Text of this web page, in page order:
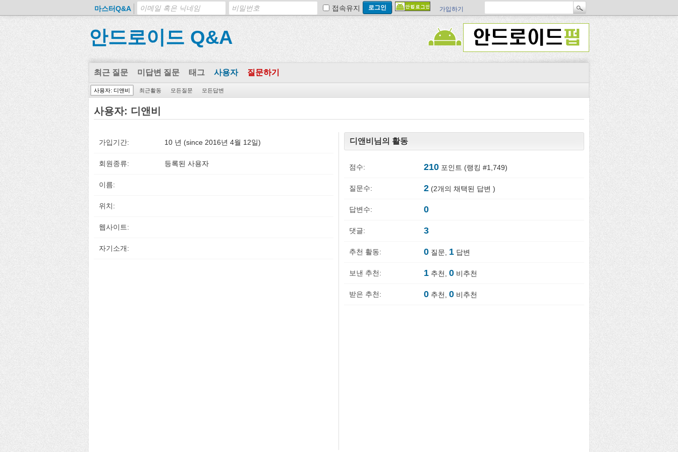
마스터Q&A 접속유지 가입하기
안드로이드 Q&A
최근 질문 미답변 질문 태그 사용자 질문하기
사용자: 디앤비 최근활동 모든질문 모든답변
사용자: 디앤비
가입기간: 10 년 (since 2016년 4월 12일)
회원종류: 등록된 사용자
이름:
위치:
웹사이트:
자기소개:
디앤비님의 활동
점수: 210 포인트 (랭킹 #1,749)
질문수: 2 (2개의 채택된 답변 )
답변수: 0
댓글: 3
추천 활동: 0 질문, 1 답변
보낸 추천: 1 추천, 0 비추천
받은 추천: 0 추천, 0 비추천